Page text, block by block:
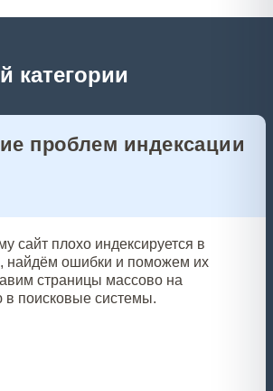
категории
проблем индексации
сайт плохо индексируется в
найдём ошибки и поможем их
страницы массово на
в поисковые системы.